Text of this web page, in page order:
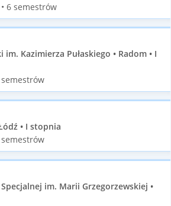
6 semestrów
Kazimierza Pułaskiego • Radom • I
• I stopnia
im. Marii Grzegorzewskiej •